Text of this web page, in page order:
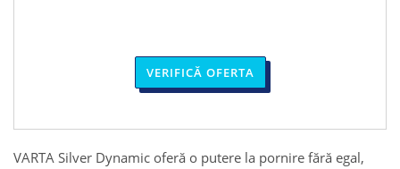
VERIFICĂ OFERTA
VARTA Silver Dynamic oferă o putere la pornire fără egal,